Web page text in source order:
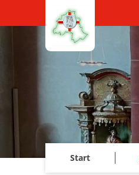
Zum Inhalt springen
Start